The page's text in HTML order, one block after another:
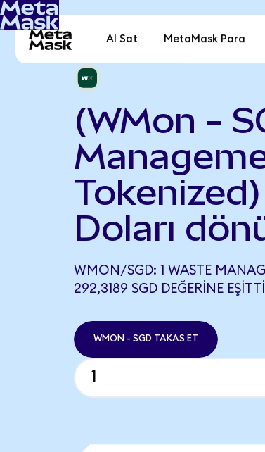
Al Sat MetaMask Para
(WMon -
Doları
WMON/SGD: 1 WASTE
292,3189 SGD DEĞERINE
WMON - SGD TAKAS ET